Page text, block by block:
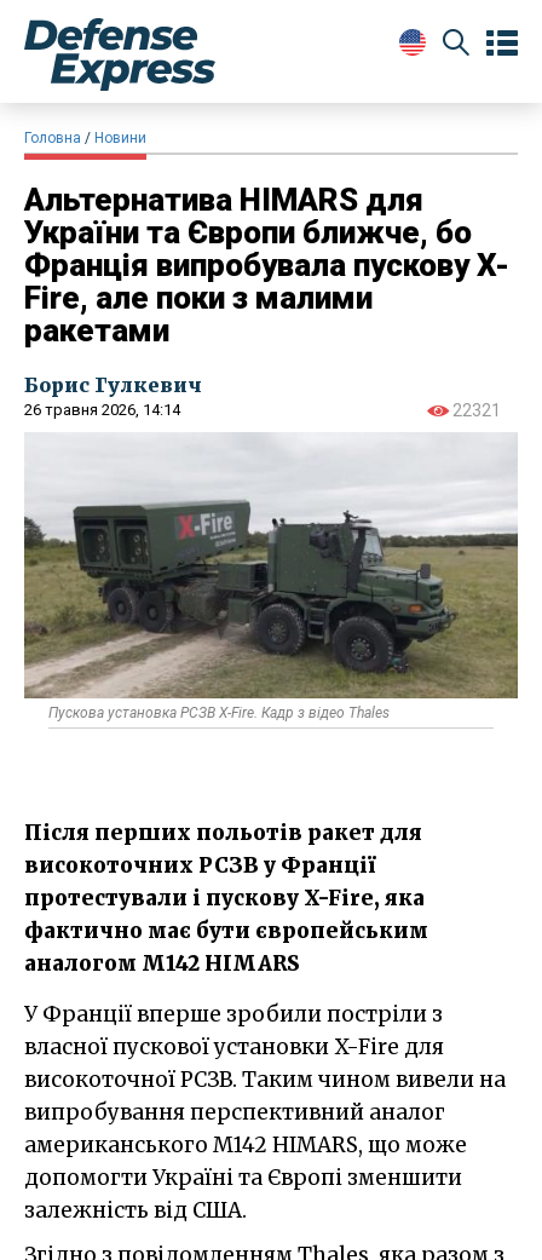
Головна Новини
Альтернатива HIMARS для
України та Європи ближче, бо
Франція випробувала пускову X-
Fire, але поки з малими
ракетами
Борис Гулкевич
26 травня 2026, 14:14 22321
Пускова установка РСЗВ X-Fire. Кадр з відео Thales
Після перших польотів ракет для
високоточних РСЗВ у Франції
протестували і пускову X-Fire, яка
фактично має бути європейським
аналогом M142 HIMARS
У Франції вперше зробили постріли з
власної пускової установки X-Fire для
високоточної РСЗВ. Таким чином вивели на
випробування перспективний аналог
американського M142 HIMARS, що може
допомогти Україні та Європі зменшити
залежність від США.